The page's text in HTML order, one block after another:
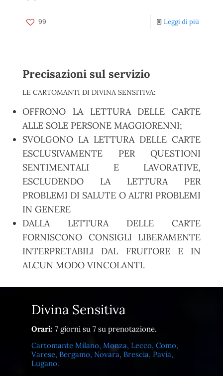
99 Leggi di più
Precisazioni sul servizio
LE CARTOMANTI DI DIVINA SENSITIVA:
OFFRONO LA LETTURA DELLE CARTE
ALLE SOLE PERSONE MAGGIORENNI;
SVOLGONO LA LETTURA DELLE CARTE
ESCLUSIVAMENTE PER QUESTIONI
SENTIMENTALI E LAVORATIVE,
ESCLUDENDO LA LETTURA PER
PROBLEMI DI SALUTE O ALTRI PROBLEMI
IN GENERE
DALLA LETTURA DELLE CARTE
FORNISCONO CONSIGLI LIBERAMENTE
INTERPRETABILI DAL FRUITORE E IN
ALCUN MODO VINCOLANTI.
Divina Sensitiva
Orari: 7 giorni su 7 su prenotazione.
Cartomante Milano, Monza, Lecco, Como,
Varese, Bergamo, Novara, Brescia, Pavia,
Lugano.